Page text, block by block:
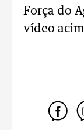
Força do
vídeo